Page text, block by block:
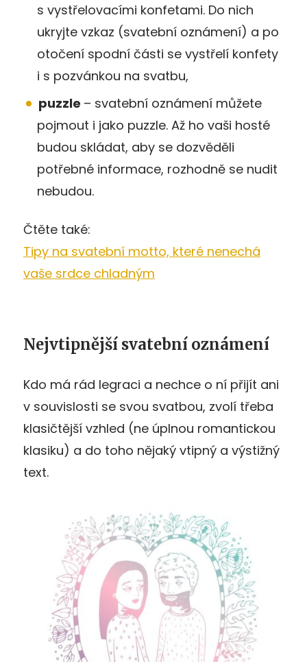
s vystřelovacími konfetami. Do nich
ukryjte vzkaz (svatební oznámení) a po
otočení spodní části se vystřelí konfety
i s pozvánkou na svatbu,
puzzle – svatební oznámení můžete
pojmout i jako puzzle. Až ho vaši hosté
budou skládat, aby se dozvěděli
potřebné informace, rozhodně se nudit
nebudou.
Čtěte také:
Tipy na svatební motto, které nenechá
vaše srdce chladným
Nejvtipnější svatební oznámení
Kdo má rád legraci a nechce o ní přijít ani
v souvislosti se svou svatbou, zvolí třeba
klasičtější vzhled (ne úplnou romantickou
klasiku) a do toho nějaký vtipný a výstižný
text.